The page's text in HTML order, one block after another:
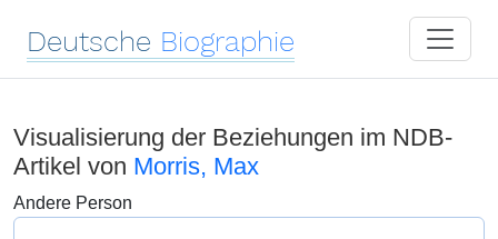
Deutsche Biographie
Visualisierung der Beziehungen im NDB-
Artikel von Morris, Max
Andere Person